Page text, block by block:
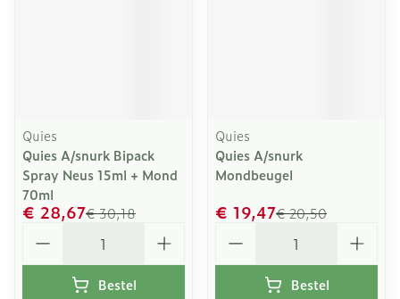
Quies
Quies A/snurk Bipack
Spray Neus 15ml + Mond
70ml
€ 30,18
€ 28,67
Bestel
Quies
Quies A/snurk
Mondbeugel
€ 20,50
€ 19,47
Bestel